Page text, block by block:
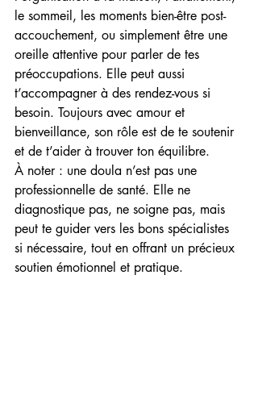
le sommeil, les moments bien-être post-
accouchement, ou simplement être une
oreille attentive pour parler de tes
préoccupations. Elle peut aussi
t’accompagner à des rendez-vous si
besoin. Toujours avec amour et
bienveillance, son rôle est de te soutenir
et de t’aider à trouver ton équilibre.
À noter : une doula n’est pas une
professionnelle de santé. Elle ne
diagnostique pas, ne soigne pas, mais
peut te guider vers les bons spécialistes
si nécessaire, tout en offrant un précieux
soutien émotionnel et pratique.